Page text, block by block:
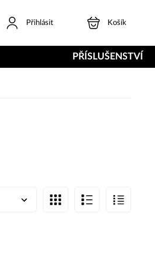
Přihlásit Košík
PŘÍSLUŠENSTVÍ